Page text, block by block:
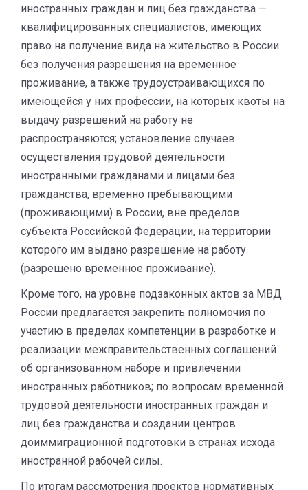
иностранных граждан и лиц без гражданства —
квалифицированных специалистов, имеющих
право на получение вида на жительство в России
без получения разрешения на временное
проживание, а также трудоустраивающихся по
имеющейся у них профессии, на которых квоты на
выдачу разрешений на работу не
распространяются; установление случаев
осуществления трудовой деятельности
иностранными гражданами и лицами без
гражданства, временно пребывающими
(проживающими) в России, вне пределов
субъекта Российской Федерации, на территории
которого им выдано разрешение на работу
(разрешено временное проживание).
Кроме того, на уровне подзаконных актов за МВД
России предлагается закрепить полномочия по
участию в пределах компетенции в разработке и
реализации межправительственных соглашений
об организованном наборе и привлечении
иностранных работников; по вопросам временной
трудовой деятельности иностранных граждан и
лиц без гражданства и создании центров
доиммиграционной подготовки в странах исхода
иностранной рабочей силы.
По итогам рассмотрения проектов нормативных